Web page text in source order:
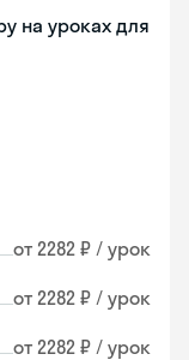
на уроках для
от 2282 ₽ / урок
от 2282 ₽ / урок
от 2282 ₽ / урок